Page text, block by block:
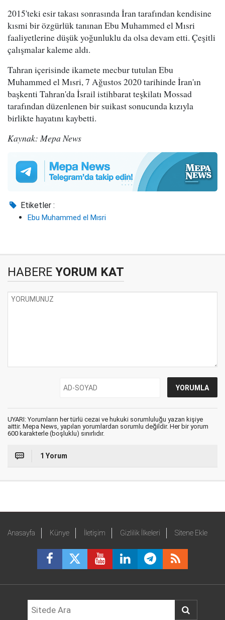
2015'teki esir takası sonrasında İran tarafından kendisine
kısmi bir özgürlük tanınan Ebu Muhammed el Mısri
faaliyetlerine düşük yoğunluklu da olsa devam etti. Çeşitli
çalışmalar kaleme aldı.
Tahran içerisinde ikamete mecbur tutulan Ebu
Muhammed el Mısri, 7 Ağustos 2020 tarihinde İran'ın
başkenti Tahran'da İsrail istihbarat teşkilatı Mossad
tarafından düzenlenen bir suikast sonucunda kızıyla
birlikte hayatını kaybetti.
Kaynak: Mepa News
Etiketler :
Ebu Muhammed el Mısri
HABERE YORUM KAT
UYARI: Yorumların her türlü cezai ve hukuki sorumluluğu yazan kişiye
aittir. Mepa News, yapılan yorumlardan sorumlu değildir. Her bir yorum
600 karakterle (boşluklu) sınırlıdır.
1 Yorum
Anasayfa Künye İletişim Gizlilik İlkeleri Sitene Ekle